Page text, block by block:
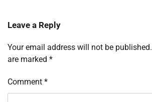
Leave a Reply
Your email address will not be published.
are marked *
Comment *